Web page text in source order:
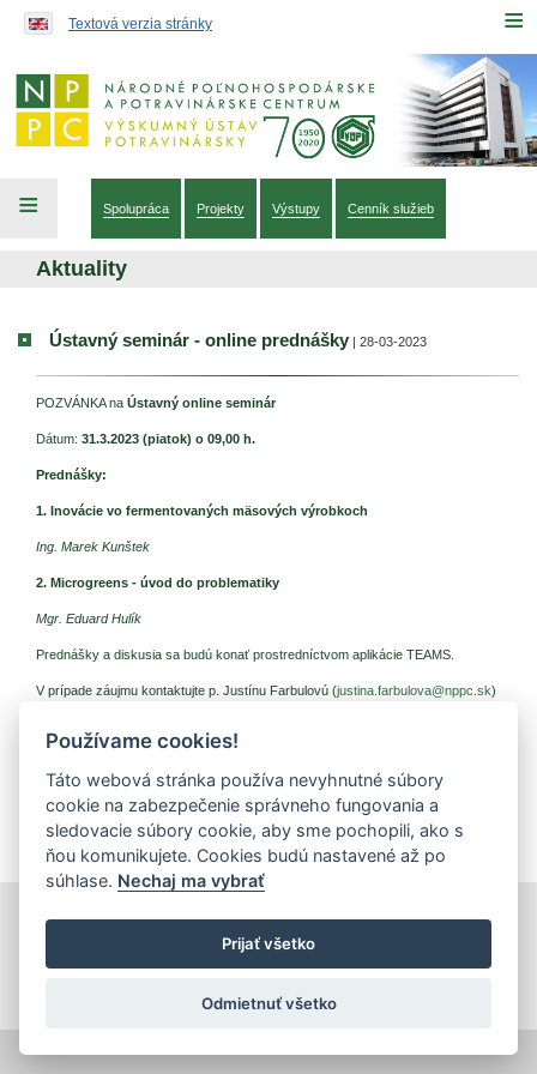
≡
Textová verzia stránky
≡ Spolupráca Projekty Výstupy Cenník služieb
Aktuality
Ústavný seminár - online prednášky | 28-03-2023
POZVÁNKA na Ústavný online seminár
Dátum: 31.3.2023 (piatok) o 09,00 h.
Prednášky:
1. Inovácie vo fermentovaných mäsových výrobkoch
Ing. Marek Kunštek
2. Microgreens - úvod do problematiky
Mgr. Eduard Hulík
Prednášky a diskusia sa budú konať prostredníctvom aplikácie TEAMS.
V prípade záujmu kontaktujte p. Justínu Farbulovú (justina.farbulova@nppc.sk)
Prílohy (dokumenty na stiahnutie)
Ústavný seminár_pozvánka (pdf, 189.16 Kb, 115x)
Plán ÚS 2023 (pdf, 598.39 Kb, 77x)
Copyright © 2026 Správca obsahu - Výskumný ústav potravinársky,
Priemyselná 4, 821 08 Bratislava
Používame cookies!
Táto webová stránka používa nevyhnutné súbory
cookie na zabezpečenie správneho fungovania a
sledovacie súbory cookie, aby sme pochopili, ako s
ňou komunikujete. Cookies budú nastavené až po
súhlase. Nechaj ma vybrať
Prijať všetko
Odmietnuť všetko